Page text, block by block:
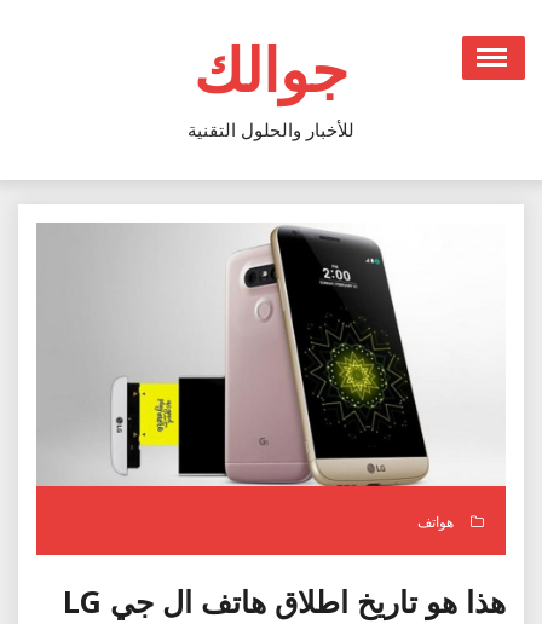
content
جوالك
للأخبار والحلول التقنية
هواتف
هذا هو تاريخ اطلاق هاتف ال جي LG